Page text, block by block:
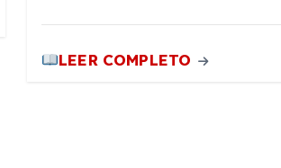
LEER COMPLETO